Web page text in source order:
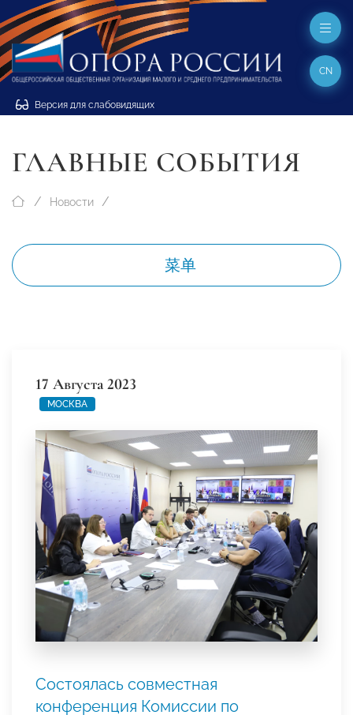
Версия для слабовидящих
CN
ГЛАВНЫЕ СОБЫТИЯ
Новости
菜单
17 Августа 2023
МОСКВА
Состоялась совместная
конференция Комиссии по